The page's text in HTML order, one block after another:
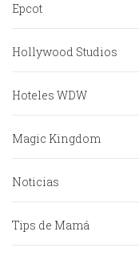
Epcot
Hollywood Studios
Hoteles WDW
Magic Kingdom
Noticias
Tips de Mamá